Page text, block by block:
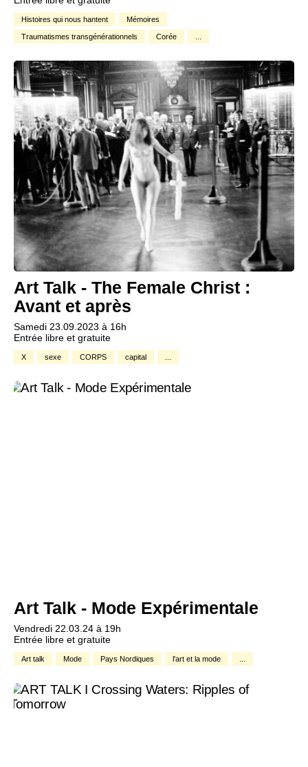
Histoires qui nous hantent Mémoires
Traumatismes transgénérationnels Corée
Art Talk - The Female Christ :
Avant et après
Samedi 23.09.2023 à 16h
Entrée libre et gratuite
X sexe CORPS capital
Art Talk - Mode Expérimentale
Vendredi 22.03.24 à 19h
Entrée libre et gratuite
Art talk Mode Pays Nordiques l'art et la mode